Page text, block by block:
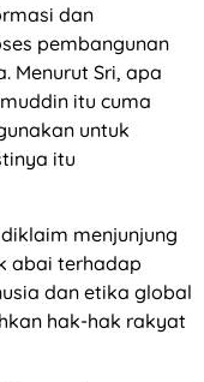
dan
pembangunan
Menurut Sri, apa
itu cuma
untuk
itu
menjunjung
abai terhadap
dan etika global
hak-hak rakyat